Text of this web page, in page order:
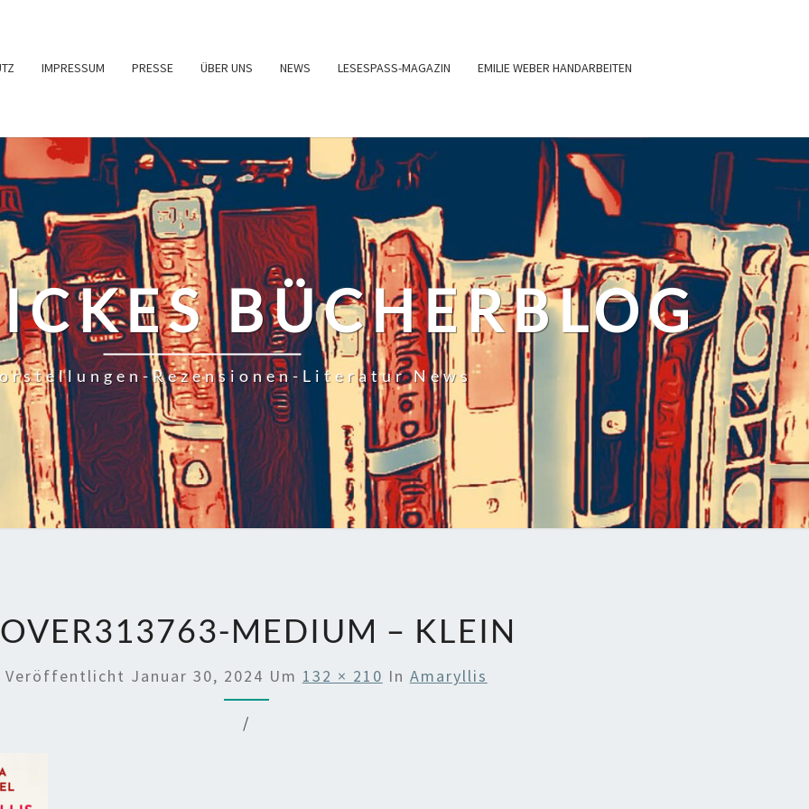
IMPRESSUM PRESSE ÜBER UNS NEWS LESESPASS-MAGAZIN EMILIE WEBER HANDARBEITEN
BÜCHERBLOG
Rezensionen-Literatur News
MEDIUM – KLEIN
Veröffentlicht Januar 30, 2024 Um 132 × 210 In Amaryllis
/